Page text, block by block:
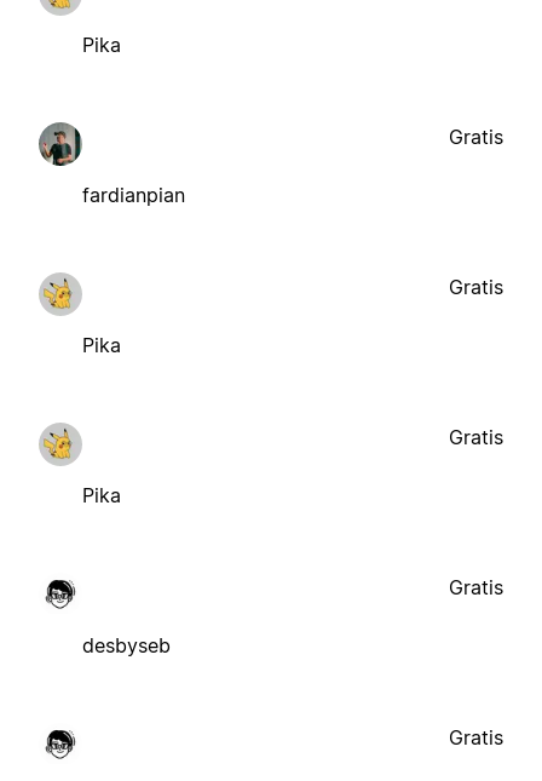
Pika
fardianpian
Gratis
Pika
Gratis
Pika
Gratis
desbyseb
Gratis
Gratis